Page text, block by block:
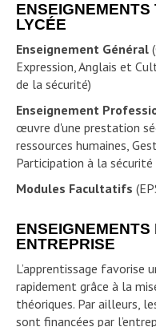
LYCÉE
Enseignement Général
Expression, Anglais et
de la sécurité)
Enseignement
œuvre d'une prestation
ressources humaines,
Participation à la
Modules Facultatifs
ENSEIGNEMENTS
ENTREPRISE
L’apprentissage favorise
rapidement grâce à la
théoriques. Par ailleurs,
sont financées par